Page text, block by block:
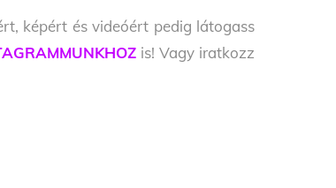
képért és videóért pedig látogass
is! Vagy iratkozz